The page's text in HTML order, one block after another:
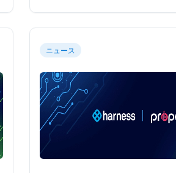
ています。ソフトウェアデリバ
ウェアデリバリーに不可欠に
下の５つの主要コンセプトをご
ニュース